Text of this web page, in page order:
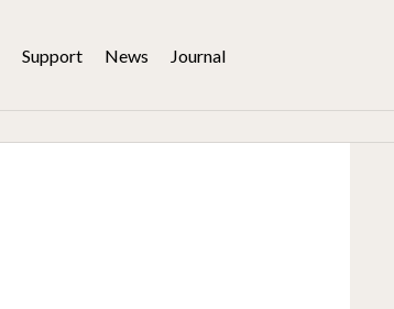
Support News Journal